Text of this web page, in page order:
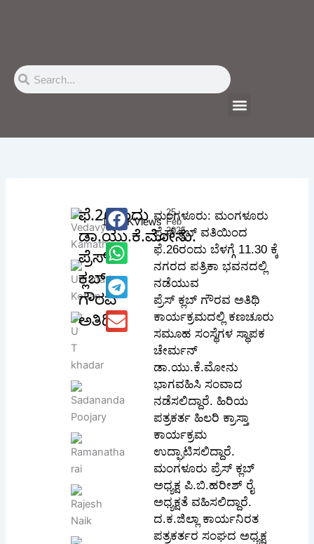
SearchSearch
Menu
ಫೆ.26ರಂದು
ಡಾ.ಯು.ಕೆ.ಮೋನು.
ಪ್ರೆಸ್
ಕ್ಲಬ್
ಗೌರವ
ಅತಿಥಿ
104.6KViews
25
Feb
2025
ಮಂಗಳೂರು: ಮಂಗಳೂರು
ಪ್ರೆಸ್ ಕ್ಲಬ್ ವತಿಯಿಂದ
ಫೆ.26ರಂದು ಬೆಳಗ್ಗೆ 11.30 ಕ್ಕೆ
ನಗರದ ಪತ್ರಿಕಾ ಭವನದಲ್ಲಿ
ನಡೆಯುವ
ಪ್ರೆಸ್ ಕ್ಲಬ್ ಗೌರವ ಅತಿಥಿ
ಕಾರ್ಯಕ್ರಮದಲ್ಲಿ ಕಣಚೂರು
ಸಮೂಹ ಸಂಸ್ಥೆಗಳ ಸ್ಥಾಪಕ
ಚೇರ್ಮನ್
ಡಾ.ಯು.ಕೆ.ಮೋನು
ಭಾಗವಹಿಸಿ ಸಂವಾದ
ನಡೆಸಲಿದ್ದಾರೆ. ಹಿರಿಯ
ಪತ್ರಕರ್ತ ಹಿಲರಿ ಕ್ರಾಸ್ತಾ
ಕಾರ್ಯಕ್ರಮ
ಉದ್ಘಾಟಿಸಲಿದ್ದಾರೆ.
ಮಂಗಳೂರು ಪ್ರೆಸ್ ಕ್ಲಬ್
ಅಧ್ಯಕ್ಷ ಪಿ.ಬಿ.ಹರೀಶ್ ರೈ
ಅಧ್ಯಕ್ಷತೆ ವಹಿಸಲಿದ್ದಾರೆ.
ದ.ಕ.ಜಿಲ್ಲಾ ಕಾರ್ಯನಿರತ
ಪತ್ರಕರ್ತರ ಸಂಘದ ಅಧ್ಯಕ್ಷ